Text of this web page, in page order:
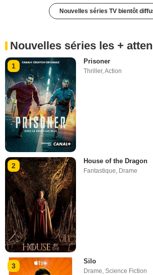
Nouvelles séries TV bientôt
Nouvelles séries les +
1
Prisoner
Thriller,Action
2
House of the Dragon
Fantastique, Drame
3
Silo
Drame ,Science Fiction